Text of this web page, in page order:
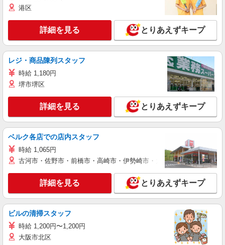
港区
詳細を見る とりあえずキープ
レジ・商品陳列スタッフ
時給 1,180円
堺市堺区
詳細を見る とりあえずキープ
ベルク各店での店内スタッフ
時給 1,065円
古河市・佐野市・前橋市・高崎市・伊勢崎市・太田市・館林市・藤
詳細を見る とりあえずキープ
ビルの清掃スタッフ
時給 1,200円〜1,200円
大阪市北区